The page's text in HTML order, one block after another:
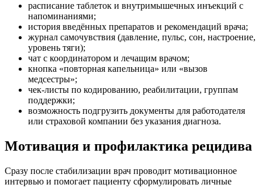
расписание таблеток и внутримышечных инъекций с
напоминаниями;
история введённых препаратов и рекомендаций врача;
журнал самочувствия (давление, пульс, сон, настроение,
уровень тяги);
чат с координатором и лечащим врачом;
кнопка «повторная капельница» или «вызов
медсестры»;
чек-листы по кодированию, реабилитации, группам
поддержки;
возможность подгрузить документы для работодателя
или страховой компании без указания диагноза.
Мотивация и профилактика рецидива
Сразу после стабилизации врач проводит мотивационное
интервью и помогает пациенту сформулировать личные